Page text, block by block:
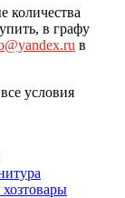
количества
в графу
в
условия